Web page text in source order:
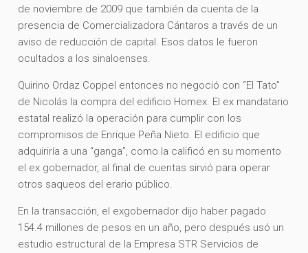
de noviembre de 2009 que también da cuenta de la
presencia de Comercializadora Cántaros a través de un
aviso de reducción de capital. Esos datos le fueron
ocultados a los sinaloenses.
Quirino Ordaz Coppel entonces no negoció con “El Tato”
de Nicolás la compra del edificio Homex. El ex mandatario
estatal realizó la operación para cumplir con los
compromisos de Enrique Peña Nieto. El edificio que
adquiriría a una “ganga”, como la calificó en su momento
el ex gobernador, al final de cuentas sirvió para operar
otros saqueos del erario público.
En la transacción, el exgobernador dijo haber pagado
154.4 millones de pesos en un año, pero después usó un
estudio estructural de la Empresa STR Servicios de